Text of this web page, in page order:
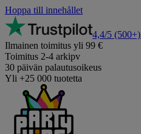
Hoppa till innehållet
4,4/5 (500+)
Ilmainen toimitus yli 99 €
Toimitus 2-4 arkipv
30 päivän palautusoikeus
Yli +25 000 tuotetta